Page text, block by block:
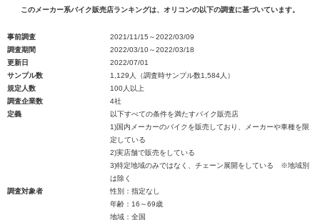
このメーカー系バイク販売店ランキングは、オリコンの以下の調査に基づいています。
事前調査
2021/11/15～2022/03/09
調査期間
2022/03/10～2022/03/18
更新日
2022/07/01
サンプル数
1,129人（調査時サンプル数1,584人）
規定人数
100人以上
調査企業数
4社
定義
以下すべての条件を満たすバイク販売店
1)国内メーカーのバイクを販売しており、メーカーや車種を限
定している
2)実店舗で販売をしている
3)特定地域のみではなく、チェーン展開をしている ※地域別
は除く
調査対象者
性別：指定なし
年齢：16～69歳
地域：全国